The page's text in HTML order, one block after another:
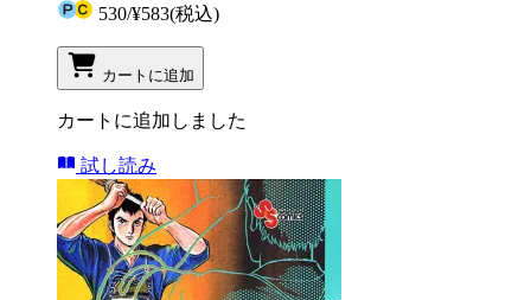
530/¥583(税込)
カートに追加
カートに追加しました
試し読み